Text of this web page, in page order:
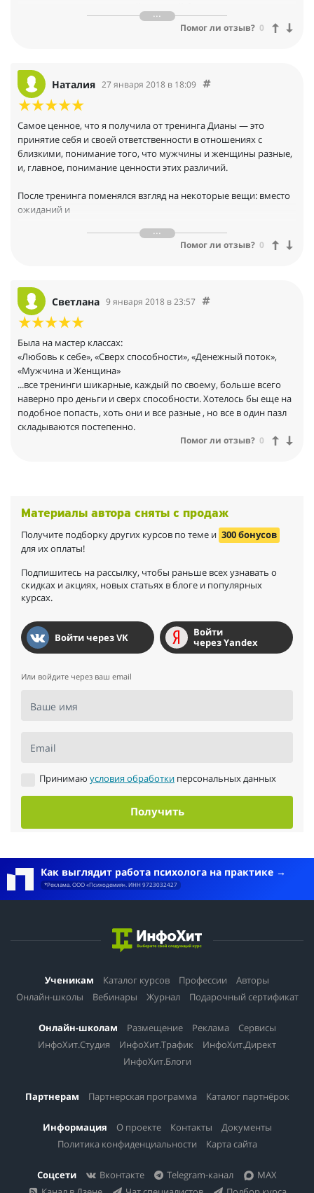
мной...потом не раз сама на него обижалась за то, что он
дальше относился ко мне как к партнеру или конкуренту, а не
свои места — ему больше не надо было ничего доказывать, он
стал наслаждаться ролью кормильца, главы семьи, а я поняла,
что ничего никому доказывать и ни с кем соревноваться мне
приготовить вкусный ужин. И на тот момент как часто бывает
в жизни, как бы случайно появились возможности посетить
тренинги, которые именно в тот момент нашли свой отклик с
моими внутренними ощущениями, моя подруга пригласила
Она говорила про казалось бы несколько эзотерические вещи,
мой рациональный ум порой взрывался от
иррациональности, но это было очень интересно, а
полученные знания очень совпадали с моим внутренним
казалось, что во мне столько энергии, что я хочу и могу ей
делиться с окружающими, и это для меня было открытием.
Тренинги Дианы, это семинары о женской мудрости, о
женской энергии на очень понятном даже рациональному
уму языке, и так как я только учусь на волшебницу, я с
нетерпением жду новых встреч с ней.
Помог ли отзыв? 0
Наталия 27 января 2018 в 18:09
Самое ценное, что я получила от тренинга Дианы — это
принятие себя и своей ответственности в отношениях с
близкими, понимание того, что мужчины и женщины разные,
и, главное, понимание ценности этих различий.
После тренинга поменялся взгляд на некоторые вещи: вместо
ожиданий и
требований появилось принятие и благодарность и, в
Я давно хотела попасть на Базовый тренинг Дианы
Щербанской, посвященный женской природе. Я думаю, что
этот тренинг поможет лучше понять себя и будет прекрасным
Помог ли отзыв? 0
Светлана 9 января 2018 в 23:57
Была на мастер классах:
«Любовь к себе», «Сверх способности», «Денежный поток»,
«Мужчина и Женщина»
...все тренинги шикарные, каждый по своему, больше всего
наверно про деньги и сверх способности. Хотелось бы еще на
подобное попасть, хоть они и все разные , но все в один пазл
складываются постепенно.
Помог ли отзыв? 0
Материалы автора сняты с продаж
Получите подборку других курсов по теме и 300 бонусов
для их оплаты!
Подпишитесь на рассылку, чтобы раньше всех узнавать о
скидках и акциях, новых статьях в блоге и популярных
курсах.
Войти через VK
Войти
через Yandex
Или войдите через ваш email
Ваше имя
Email
Принимаю условия обработки персональных данных
Получить
Как выглядит работа психолога на практике
*Реклама. ООО «Психодемия». ИНН 9723032427
Ученикам Каталог курсов Профессии
Авторы
Онлайн-школы
Вебинары Журнал Подарочный сертификат
Онлайн-школам Размещение Реклама
Сервисы
ИнфоХит.Студия
ИнфоХит.Трафик
ИнфоХит.Директ
ИнфоХит.Блоги
Партнерам Партнерская программа Каталог партнёрок
Информация О проекте Контакты
Документы
Политика конфиденциальности
Карта сайта
Соцсети Вконтакте Telegram-канал
MAX